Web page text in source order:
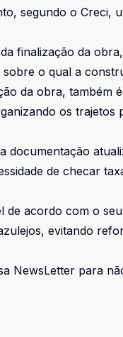
segundo o Creci,
finalização da
o qual a
da obra, também
os
documentação
de checar
acordo com o
evitando
NewsLetter para